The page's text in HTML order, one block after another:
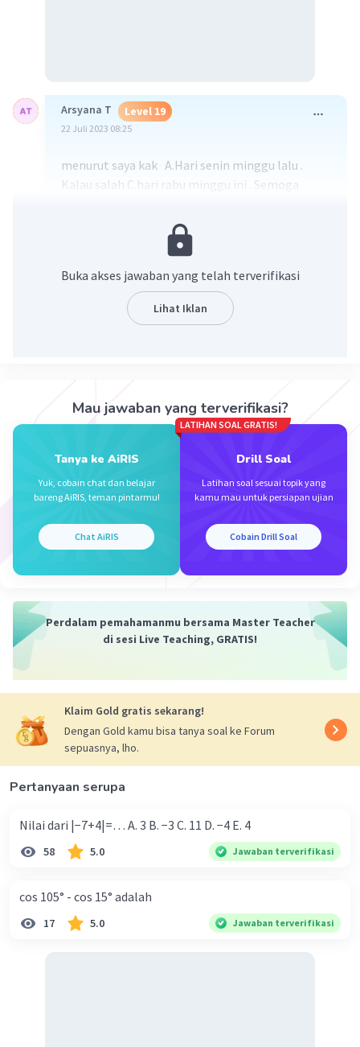
Arsyana T Level 19
22 Juli 2023 08:25
menurut saya kak A.Hari senin minggu lalu .
Kalau salah C.hari rabu minggu ini . Semoga
Kerin S Level 16
23 Juli 2023 00:06
pakai jalan dong kk
Buka akses jawaban yang telah terverifikasi
Lihat Iklan
Mau jawaban yang terverifikasi?
Tanya ke AiRIS
Yuk, cobain chat dan belajar
bareng AiRIS, teman pintarmu!
Chat AiRIS
LATIHAN SOAL GRATIS!
Drill Soal
Latihan soal sesuai topik yang
kamu mau untuk persiapan ujian
Cobain Drill Soal
Perdalam pemahamanmu bersama Master Teacher
di sesi Live Teaching, GRATIS!
Klaim Gold gratis sekarang!
Dengan Gold kamu bisa tanya soal ke Forum
sepuasnya, lho.
Pertanyaan serupa
Nilai dari |−7+4|=… A. 3 B. −3 C. 11 D. −4 E. 4
58 5.0 Jawaban terverifikasi
cos 105° - cos 15° adalah
17 5.0 Jawaban terverifikasi